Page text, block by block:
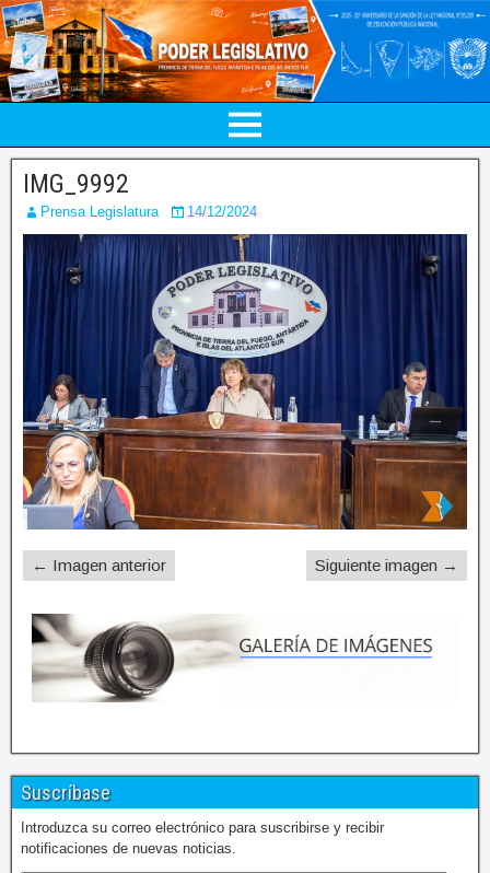
IMG_9992
Prensa Legislatura 14/12/2024
← Imagen anterior Siguiente imagen →
Suscríbase
Introduzca su correo electrónico para suscribirse y recibir
notificaciones de nuevas noticias.